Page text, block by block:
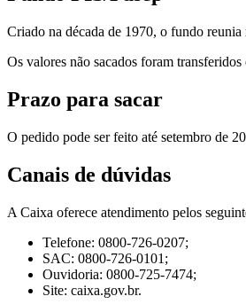
Criado na década de 1970, o fundo
Os valores não sacados foram
Prazo para sacar
O pedido pode ser feito até setembro de
Canais de dúvidas
A Caixa oferece atendimento pelos
Telefone: 0800-726-0207;
SAC: 0800-726-0101;
Ouvidoria: 0800-725-7474;
Site: caixa.gov.br.